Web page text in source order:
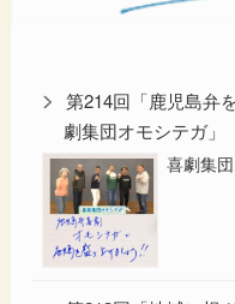
第214回「鹿児島弁
劇集団オモシテガ」
喜劇集